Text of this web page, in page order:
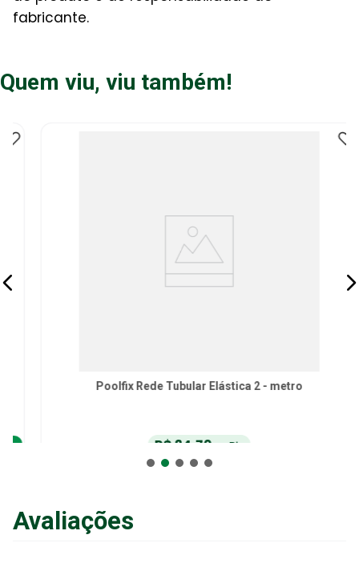
fabricante.
Quem viu, viu também!
Poolfix Rede Tubular Elástica 2 - metro
R$24,70no Pix
R$26, 00 em até
Adicionar ao Carrinho
Avaliações